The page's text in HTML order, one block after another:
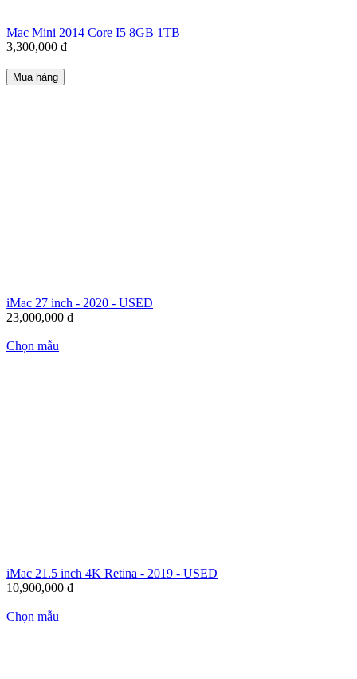
Mac Mini 2014 Core I5 8GB 1TB
3,300,000 đ
Mua hàng
iMac 27 inch - 2020 - USED
23,000,000 đ
Chọn mẫu
iMac 21.5 inch 4K Retina - 2019 - USED
10,900,000 đ
Chọn mẫu